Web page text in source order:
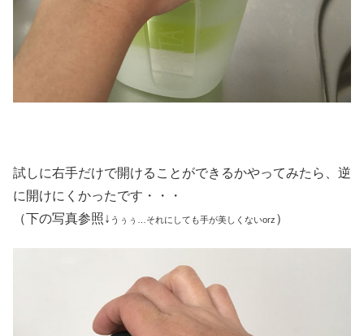
試しに右手だけで開けることができるかやってみたら、逆
に開けにくかったです・・・
（下の写真参照↓ うぅぅ…それにしても手が美しくないorz ）